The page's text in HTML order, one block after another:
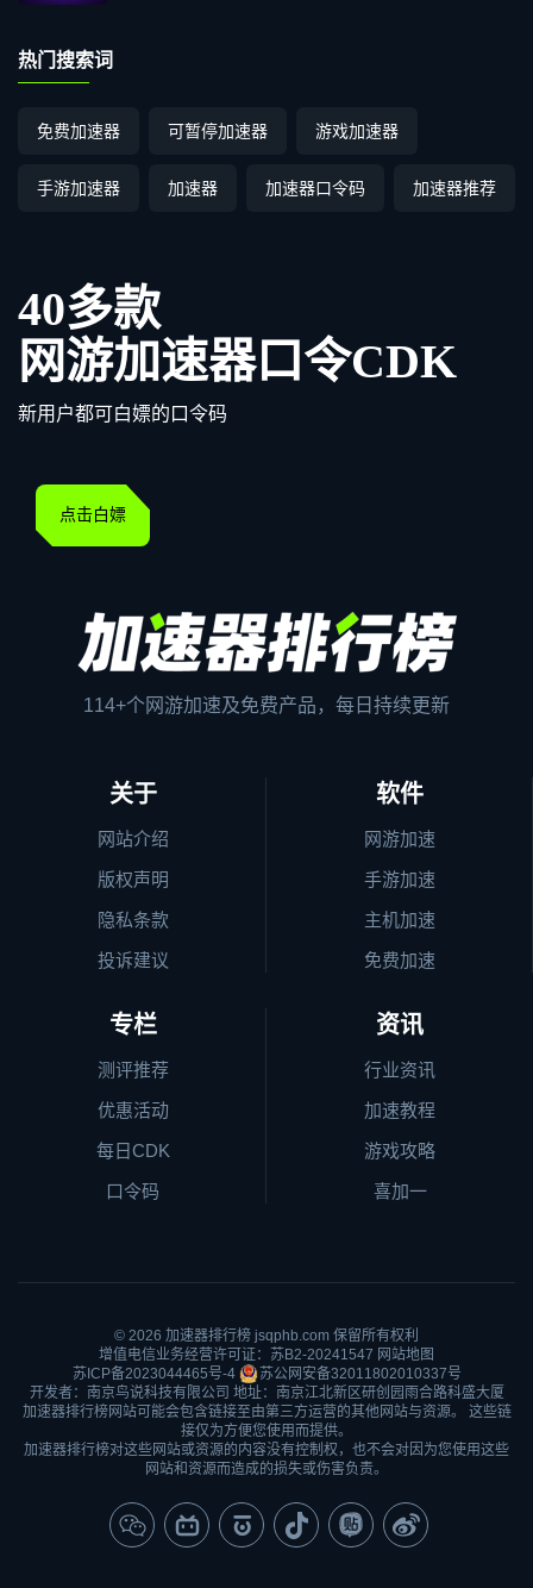
热门搜索词
免费加速器 可暂停加速器 游戏加速器
手游加速器 加速器 加速器口令码 加速器推荐
40多款
网游加速器口令CDK
新用户都可白嫖的口令码
点击白嫖
114+个网游加速及免费产品，每日持续更新
关于
网站介绍
版权声明
隐私条款
投诉建议
软件
网游加速
手游加速
主机加速
免费加速
专栏
测评推荐
优惠活动
每日CDK
口令码
资讯
行业资讯
加速教程
游戏攻略
喜加一
© 2026 加速器排行榜 jsqphb.com 保留所有权利
增值电信业务经营许可证：苏B2-20241547 网站地图
苏ICP备2023044465号-4
苏公网安备32011802010337号
开发者：南京鸟说科技有限公司 地址：南京江北新区研创园雨合路科盛大厦
加速器排行榜网站可能会包含链接至由第三方运营的其他网站与资源。 这些链
接仅为方便您使用而提供。
加速器排行榜对这些网站或资源的内容没有控制权，也不会对因为您使用这些
网站和资源而造成的损失或伤害负责。